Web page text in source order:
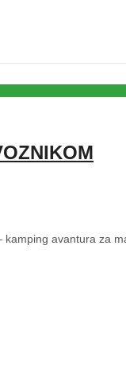
avantura za